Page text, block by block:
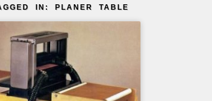
IN: PLANER TABLE